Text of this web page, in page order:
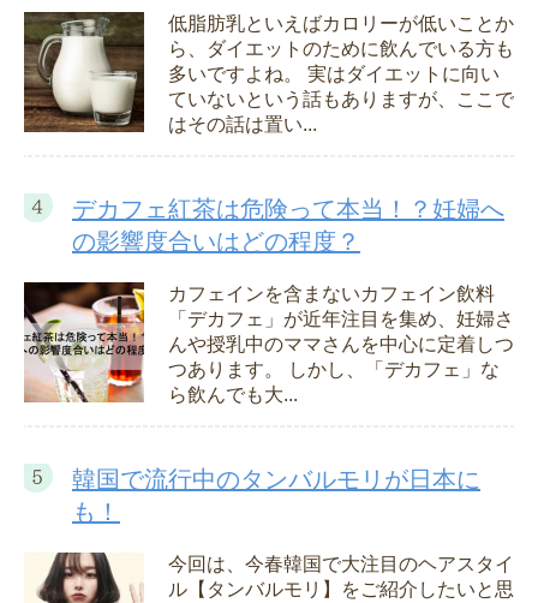
低脂肪乳といえばカロリーが低いことか
ら、ダイエットのために飲んでいる方も
多いですよね。 実はダイエットに向い
ていないという話もありますが、ここで
はその話は置い...
デカフェ紅茶は危険って本当！？妊婦へ
の影響度合いはどの程度？
カフェインを含まないカフェイン飲料
「デカフェ」が近年注目を集め、妊婦さ
んや授乳中のママさんを中心に定着しつ
つあります。 しかし、「デカフェ」な
ら飲んでも大...
韓国で流行中のタンバルモリが日本に
も！
今回は、今春韓国で大注目のヘアスタイ
ル【タンバルモリ】をご紹介したいと思